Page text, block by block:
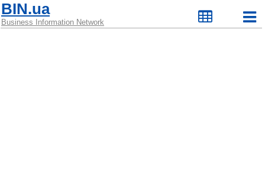
BIN.ua
Business Information Network